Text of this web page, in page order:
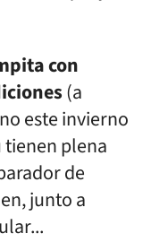
con
(a
este invierno
tienen plena
de
junto a